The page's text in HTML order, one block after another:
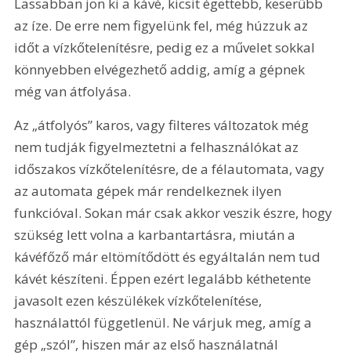
az íze. De erre nem figyelünk fel, még húzzuk az
időt a vízkőtelenítésre, pedig ez a művelet sokkal
könnyebben elvégezhető addig, amíg a gépnek
még van átfolyása.
Az „átfolyós” karos, vagy filteres változatok még
nem tudják figyelmeztetni a felhasználókat az
időszakos vízkőtelenítésre, de a félautomata, vagy
az automata gépek már rendelkeznek ilyen
funkcióval. Sokan már csak akkor veszik észre, hogy
szükség lett volna a karbantartásra, miután a
kávéfőző már eltömítődött és egyáltalán nem tud
kávét készíteni. Éppen ezért legalább kéthetente
javasolt ezen készülékek vízkőtelenítése,
használattól függetlenül. Ne várjuk meg, amíg a
gép „szól”, hiszen már az első használatnál